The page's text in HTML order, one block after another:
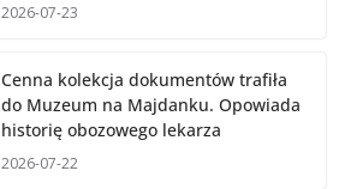
2026-07-23
Cenna kolekcja dokumentów trafiła
do Muzeum na Majdanku. Opowiada
historię obozowego lekarza
2026-07-22